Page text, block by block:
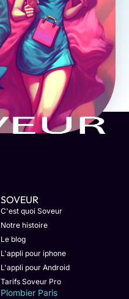
SOVEUR
C'est quoi Soveur
Notre histoire
Le blog
L'appli pour iphone
L'appli pour Android
Tarifs Soveur Pro
Plombier Paris